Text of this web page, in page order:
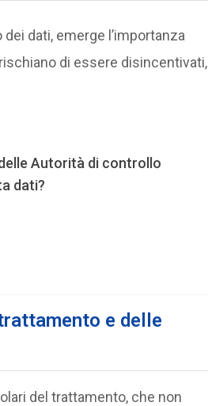
dati, emerge l’importanza
di essere disincentivati,
Autorità di controllo
dati?
e delle
del trattamento, che non